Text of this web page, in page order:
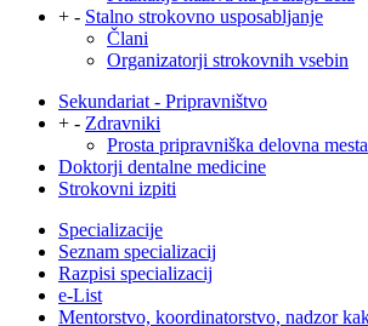
+ - Stalno strokovno usposabljanje
Člani
Organizatorji strokovnih vsebin
Sekundariat - Pripravništvo
+ - Zdravniki
Prosta pripravniška delovna mesta
Doktorji dentalne medicine
Strokovni izpiti
Specializacije
Seznam specializacij
Razpisi specializacij
e-List
Mentorstvo, koordinatorstvo, nadzor